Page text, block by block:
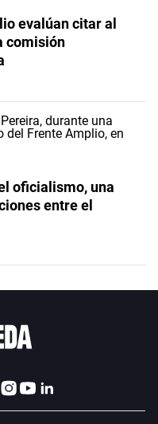
evalúan citar al
comisión
oficialismo, una
entre el